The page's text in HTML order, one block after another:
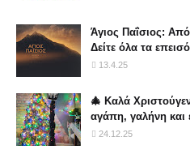
Άγιος Παΐσιος:
Δείτε όλα τα
13.4.25
🎄 Καλά
αγάπη, γαλήνη και
24.12.25